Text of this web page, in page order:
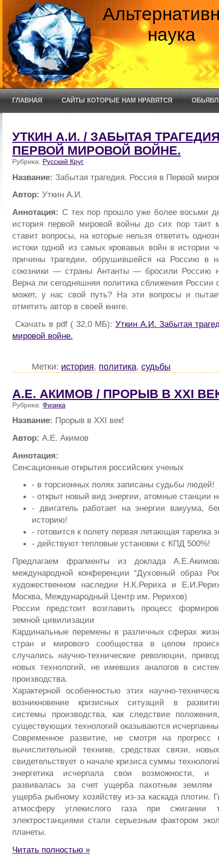
наука
ГЛАВНАЯ САЙТЫ КОТОРЫЕ НАМ НРАВЯТСЯ
УТКИН А.И. / ЗАБЫТАЯ
ПЕРВОЙ МИРОВОЙ ВОЙНЕ.
Рубрика: Русский Круг
Название: Забытая трагедия. Россия в Первой
Автор: Уткин А.И.
Аннотация: С тех пор прошло уже более восьми
история первой мировой войны до сих пор таит
ставит вопросы, на которые нельзя ответить
истоки одной из самых кровавых войн в истории
причины трагедии, обрушившейся на Россию в
союзники — страны Антанты — бросили Россию
Верна ли сегодняшняя политика сближения
может, у нас свой путь? На эти вопросы и
отметить автор в своей книге.
Скачать в pdf ( 32,0 МБ): Уткин А.И. Забытая
мировой войне.
Метки: история, политика, судьбы
А.Е. АКИМОВ / ПРОРЫВ В XXI
Рубрика: Физика
Название: Прорыв в XXI век!
Автор: А.Е. Акимов
Аннотация:
Сенсационные открытия российских ученых
- в торсионных полях записаны судьбы людей!
- открыт новый вид энергии, атомные станции
- двигатель работает на энергии вакуума,
историю!
- готовится к полету первая летающая тарелка
- действуют тепловые установки с КПД 500%!
Предлагаем фрагменты из доклада
международной конференции “Духовный образ
художественном наследии Н.К.Рериха и
Москва, Международный Центр им. Рерихов)
России предстоит возглавить процесс
земной цивилизации
Кардинальные перемены в различных сферах
стран и мирового сообщества в целом
случались научно-технические революции,
новых технологий, не имевших аналогов в
производства.
Характерной особенностью этих научно-
возникновение кризисных ситуаций в
системы производства, как следствие
существующих технологий оказываются
Современное развитие, не смотря на прогресс
вычислительной технике, средствах связи,
свидетельствует о начале кризиса суммы
энергетика исчерпала свои возможности, и
развивалась за счет ущерба пахотным
ущерба рыбному хозяйству из-за каскада плотин.
атмосферу углекислого газа при сжигании
электростанциями стали серьезным фактором
планеты.
Читать полностью »